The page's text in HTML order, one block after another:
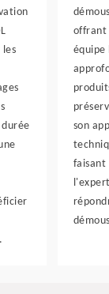
les
offrant
équipe
son
faisant